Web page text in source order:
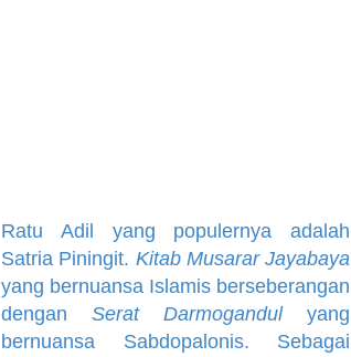
Ratu Adil yang populernya adalah
Satria Piningit. Kitab Musarar Jayabaya
yang bernuansa Islamis berseberangan
dengan Serat Darmogandulyang
bernuansa Sabdopalonis. Sebagai